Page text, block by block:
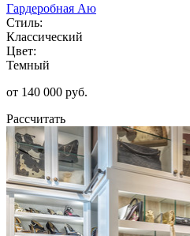
Гардеробная Аю
Стиль:
Классический
Цвет:
Темный
от 140 000 руб.
Рассчитать